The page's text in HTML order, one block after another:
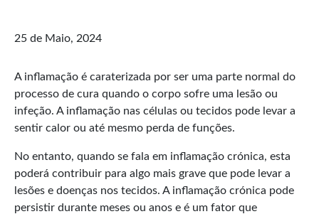
25 de Maio, 2024
A inflamação é caraterizada por ser uma parte normal do
processo de cura quando o corpo sofre uma lesão ou
infeção. A inflamação nas células ou tecidos pode levar a
sentir calor ou até mesmo perda de funções.
No entanto, quando se fala em inflamação crónica, esta
poderá contribuir para algo mais grave que pode levar a
lesões e doenças nos tecidos. A inflamação crónica pode
persistir durante meses ou anos e é um fator que